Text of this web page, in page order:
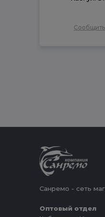
Санремо - сеть
Оптовый отдел